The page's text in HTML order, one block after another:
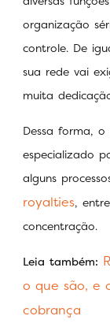
organização
controle. De
sua rede vai
muita
Dessa forma,
especializado
alguns
royalties,
concentração.
Leia também:
o que são, e
cobrança